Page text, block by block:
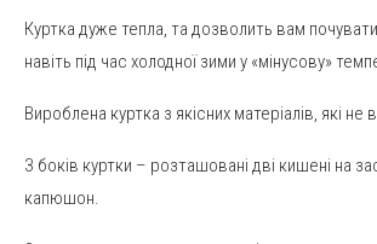
Куртка дуже тепла, та дозволить вам
навіть під час холодної зими у «мінусову»
Вироблена куртка з якісних матеріалів, які
З боків куртки – розташовані дві кишені на
капюшон.